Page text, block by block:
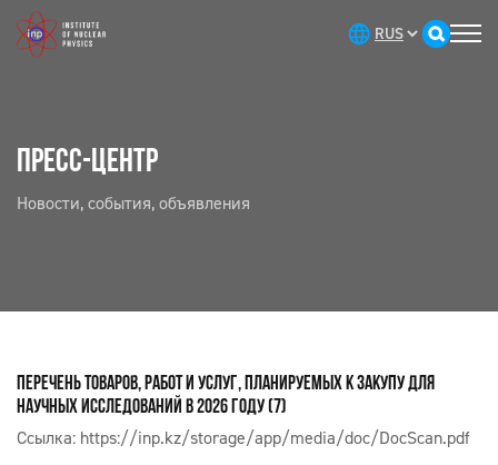
ПРЕСС-ЦЕНТР
Новости, события, объявления
ПЕРЕЧЕНЬ ТОВАРОВ, РАБОТ И УСЛУГ, ПЛАНИРУЕМЫХ К ЗАКУПУ ДЛЯ
НАУЧНЫХ ИССЛЕДОВАНИЙ В 2026 ГОДУ (7)
Ссылка: https://inp.kz/storage/app/media/doc/DocScan.pdf